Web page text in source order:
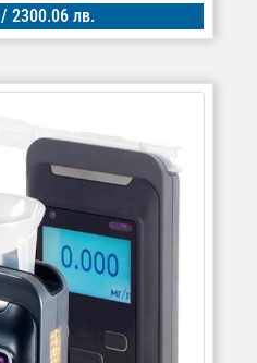
/ 2300.06 лв.